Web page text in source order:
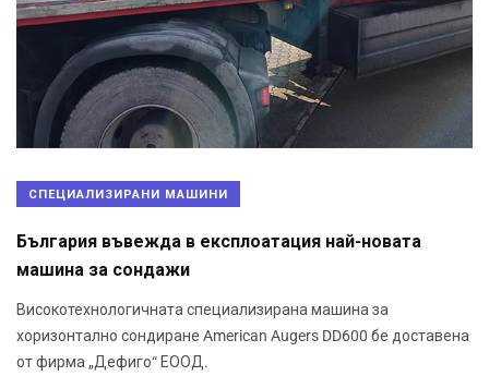
СПЕЦИАЛИЗИРАНИ МАШИНИ
България въвежда в експлоатация най-новата
машина за сондажи
Високотехнологичната специализирана машина за
хоризонтално сондиране American Augers DD600 бе доставена
от фирма „Дефиго“ ЕООД.